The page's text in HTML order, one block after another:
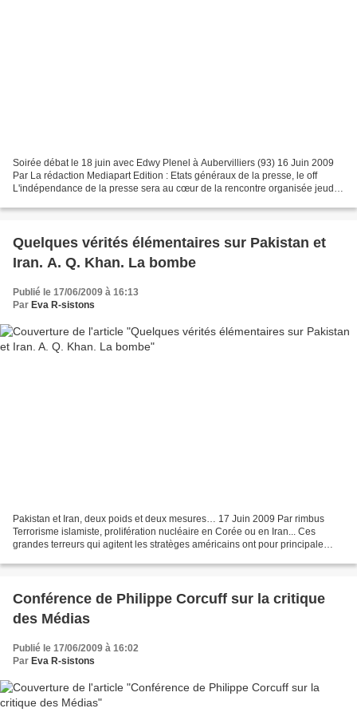
Soirée débat le 18 juin avec Edwy Plenel à Aubervilliers (93) 16 Juin 2009
Par La rédaction Mediapart Edition : Etats généraux de la presse, le off
L'indépendance de la presse sera au cœur de la rencontre organisée jeudi
Quelques vérités élémentaires sur Pakistan et
Iran. A. Q. Khan. La bombe
Publié le 17/06/2009 à 16:13
Par Eva R-sistons
Pakistan et Iran, deux poids et deux mesures… 17 Juin 2009 Par rimbus
Terrorisme islamiste, prolifération nucléaire en Corée ou en Iran... Ces
grandes terreurs qui agitent les stratèges américains ont pour principale
Conférence de Philippe Corcuff sur la critique
des Médias
Publié le 17/06/2009 à 16:02
Par Eva R-sistons